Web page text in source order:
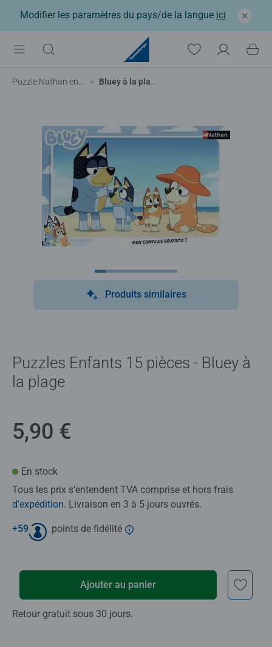
Modifier les paramètres du pays/de la langue ici
Puzzle Nathan enfant Bluey à la plage
Produits similaires
Puzzles Enfants 15 pièces - Bluey à
la plage
5,90 €
En stock
Tous les prix s'entendent TVA comprise et hors frais
d'expédition. Livraison en 3 à 5 jours ouvrés.
+59 points de fidélité
Ajouter au panier
Retour gratuit sous 30 jours.